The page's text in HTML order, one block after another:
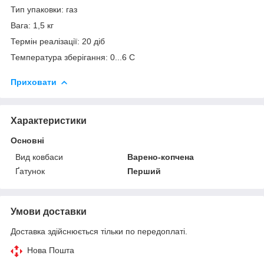
Тип упаковки: газ
Вага: 1,5 кг
Термін реалізації: 20 діб
Температура зберігання: 0...6 С
Приховати
Характеристики
Основні
Вид ковбаси
Варено-копчена
Ґатунок
Перший
Умови доставки
Доставка здійснюється тільки по передоплаті.
Нова Пошта